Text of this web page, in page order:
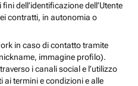
dell’identificazione dell’Utente
contratti, in autonomia o
in caso di contatto tramite
immagine profilo).
i canali social e l’utilizzo
ai termini e condizioni e alle